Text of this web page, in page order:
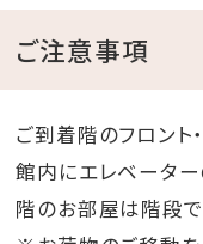
ご注意事項
ご到着階のフロント
館内にエレベーター
階のお部屋は階段で